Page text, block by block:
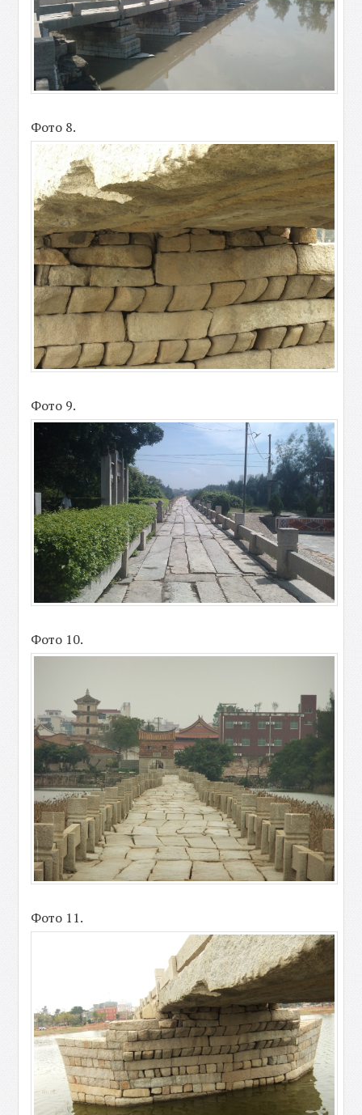
Фото 8.
Фото 9.
Фото 10.
Фото 11.